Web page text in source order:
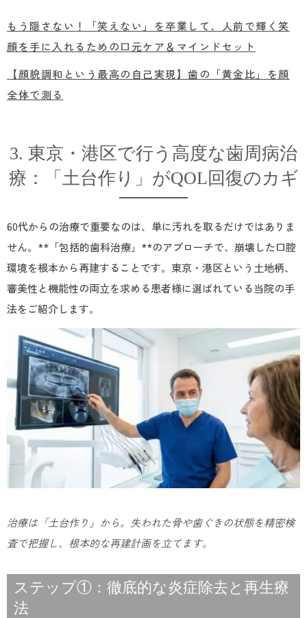
もう隠さない！「笑えない」を卒業して、人前で輝く笑
顔を手に入れるための口元ケア＆マインドセット
【顔貌調和という最高の自己実現】歯の「黄金比」を顔
全体で測る
3. 東京・港区で行う高度な歯周病治
療：「土台作り」がQOL回復のカギ
60代からの治療で重要なのは、単に汚れを取るだけではありま
せん。**「包括的歯科治療」**のアプローチで、崩壊した口腔
環境を根本から再建することです。東京・港区という土地柄、
審美性と機能性の両立を求める患者様に選ばれている当院の手
法をご紹介します。
治療は「土台作り」から。失われた骨や歯ぐきの状態を精密検
査で把握し、根本的な再建計画を立てます。
ステップ①：徹底的な炎症除去と再生療
法